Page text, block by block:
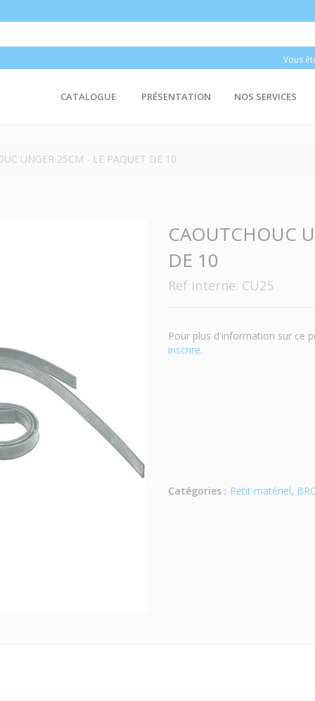
Vous
CATALOGUE PRÉSENTATION NOS SERVICES
UNGER 25CM - LE PAQUET DE 10
CAOUTCHOUC
DE 10
Ref interne: CU25
Pour plus d'information sur ce
inscrire.
Catégories : Petit matériel,